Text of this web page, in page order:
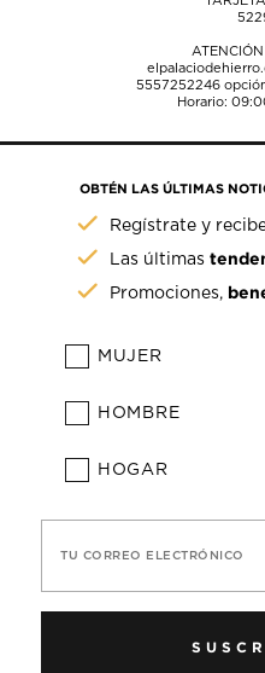
5557252246
Horario:
OBTÉN LAS ÚLTIMAS
Regístrate y
Las últimas
Promociones,
MUJER
HOMBRE
HOGAR
TU CORREO ELECTRÓNICO